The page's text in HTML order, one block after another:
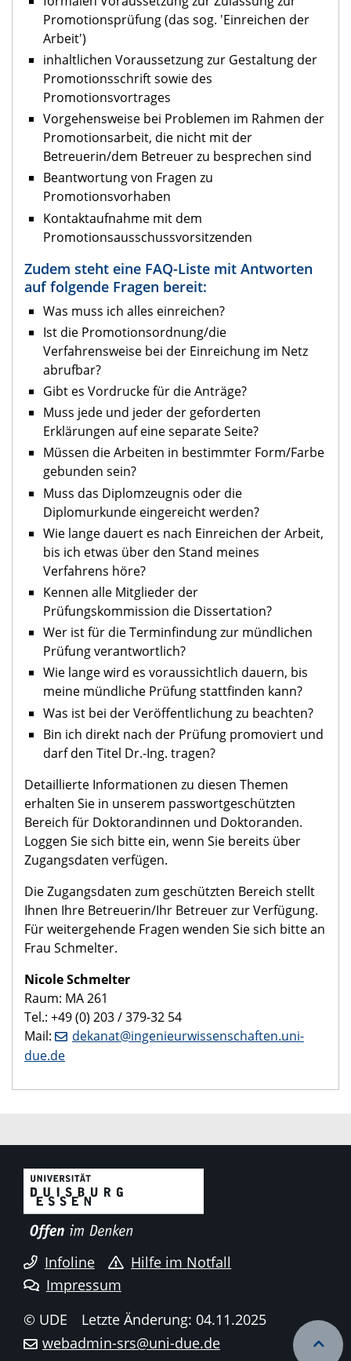
Promotionsprüfung (das sog. 'Einreichen der
Arbeit')
inhaltlichen Voraussetzung zur Gestaltung der
Promotionsschrift sowie des
Promotionsvortrages
Vorgehensweise bei Problemen im Rahmen der
Promotionsarbeit, die nicht mit der
Betreuerin/dem Betreuer zu besprechen sind
Beantwortung von Fragen zu
Promotionsvorhaben
Kontaktaufnahme mit dem
Promotionsausschussvorsitzenden
Zudem steht eine FAQ-Liste mit Antworten
auf folgende Fragen bereit:
Was muss ich alles einreichen?
Ist die Promotionsordnung/die
Verfahrensweise bei der Einreichung im Netz
abrufbar?
Gibt es Vordrucke für die Anträge?
Muss jede und jeder der geforderten
Erklärungen auf eine separate Seite?
Müssen die Arbeiten in bestimmter Form/Farbe
gebunden sein?
Muss das Diplomzeugnis oder die
Diplomurkunde eingereicht werden?
Wie lange dauert es nach Einreichen der Arbeit,
bis ich etwas über den Stand meines
Verfahrens höre?
Kennen alle Mitglieder der
Prüfungskommission die Dissertation?
Wer ist für die Terminfindung zur mündlichen
Prüfung verantwortlich?
Wie lange wird es voraussichtlich dauern, bis
meine mündliche Prüfung stattfinden kann?
Was ist bei der Veröffentlichung zu beachten?
Bin ich direkt nach der Prüfung promoviert und
darf den Titel Dr.-Ing. tragen?
Detaillierte Informationen zu diesen Themen
erhalten Sie in unserem passwortgeschützten
Bereich für Doktorandinnen und Doktoranden.
Loggen Sie sich bitte ein, wenn Sie bereits über
Zugangsdaten verfügen.
Die Zugangsdaten zum geschützten Bereich stellt
Ihnen Ihre Betreuerin/Ihr Betreuer zur Verfügung.
Für weitergehende Fragen wenden Sie sich bitte an
Frau Schmelter.
Nicole Schmelter
Raum: MA 261
Tel.: +49 (0) 203 / 379-32 54
Mail:
dekanat@ingenieurwissenschaften.uni-
due.de
Infoline
Hilfe im Notfall
Impressum
© UDE
Letzte Änderung: 04.11.2025
webadmin-srs@uni-due.de